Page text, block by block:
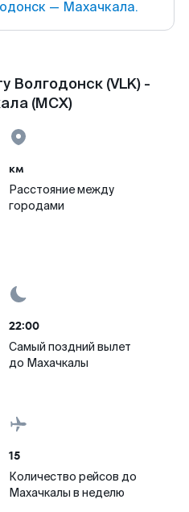
— Махачкала.
Волгодонск (VLK) -
(MCX)
км
Расстояние между
городами
22:00
Самый поздний вылет
до Махачкалы
15
Количество рейсов до
Махачкалы в неделю